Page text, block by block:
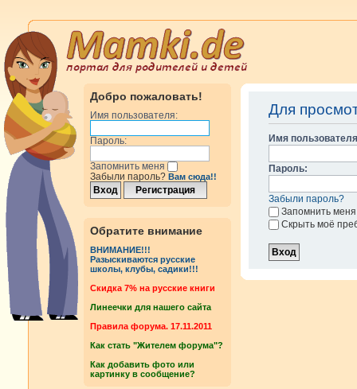
Добро пожаловать!
Имя пользователя:
Пароль:
Запомнить меня
Забыли пароль? Вам сюда!!
Обратите внимание
ВНИМАНИЕ!!!
Разыскиваются русские
школы, клубы, садики!!!
Cкидка 7% на русские книги
Линеечки для нашего сайта
Правила форума. 17.11.2011
Как стать "Жителем форума"?
Как добавить фото или
картинку в сообщение?
Для
Имя
Пароль:
Забыли пароль?
Запомнить меня
Скрыть моё